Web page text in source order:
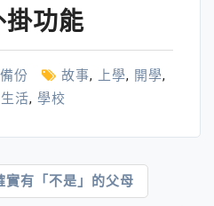
功能
份 故事, 上學, 開學,
活, 學校
有「不是」的父母